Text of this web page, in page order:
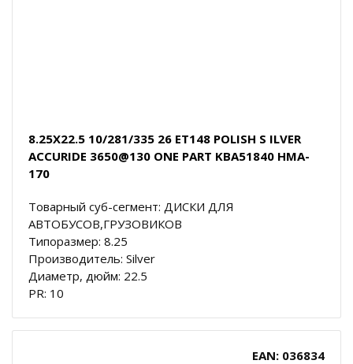
8.25X22.5 10/281/335 26 ET148 POLISH S ILVER
ACCURIDE 3650@130 ONE PART KBA51840 HMA-
170
Товарный суб-сегмент: ДИСКИ ДЛЯ
АВТОБУСОВ,ГРУЗОВИКОВ
Типоразмер: 8.25
Производитель: Silver
Диаметр, дюйм: 22.5
PR: 10
EAN: 036834